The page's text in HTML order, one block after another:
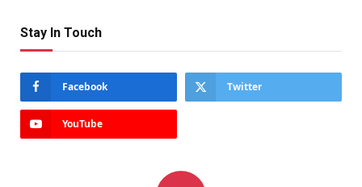
Stay In Touch
Facebook Twitter
YouTube